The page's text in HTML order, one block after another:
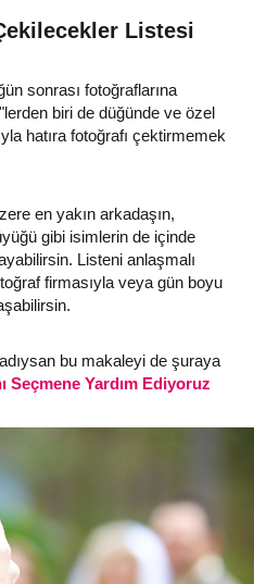
Listesi
sonrası fotoğraflarına
biri de düğünde ve özel
hatıra fotoğrafı çektirmemek
en yakın arkadaşın,
gibi isimlerin de içinde
Listeni anlaşmalı
firmasıyla veya gün boyu
bu makaleyi de şuraya
Seçmene Yardım Ediyoruz